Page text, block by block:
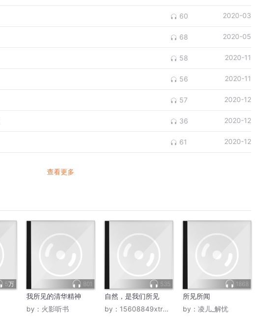
60 2020-03
68 2020-05
58 2020-11
56 2020-11
57 2020-12
36 2020-12
61 2020-12
查看更多
5万 801
我所见的清华精神
by： 火影听书
535
自然，是我们所见
by： 15608849xtr虹雪松花
1868
所见所闻
by： 凌儿_解忧